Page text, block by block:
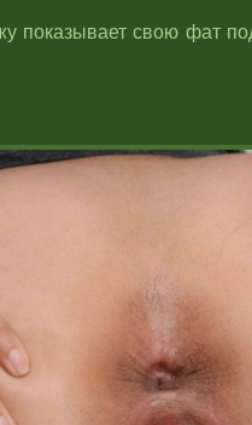
показывает свою фат